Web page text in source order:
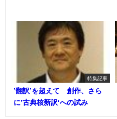
特集記事
’翻訳’を超えて 創作、さら
に’古典核新訳‘への試み